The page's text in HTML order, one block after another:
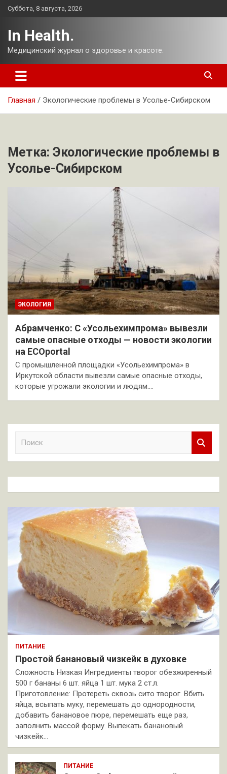
Перейти
Суббота, 8 августа, 2026
In Health.
Медицинский журнал о здоровье и красоте.
Главная Экологические проблемы в Усолье-Сибирском
Метка: Экологические проблемы в
Усолье-Сибирском
ЭКОЛОГИЯ
Абрамченко: С «Усольехимпрома» вывезли
самые опасные отходы — новости экологии
на ECOportal
С промышленной площадки «Усольехимпрома» в
Иркутской области вывезли самые опасные отходы,
которые угрожали экологии и людям.…
к
ПИТАНИЕ
Простой банановый чизкейк в духовке
Сложность Низкая Ингредиенты творог обезжиренный
500 г бананы 6 шт. яйца 1 шт. мука 2 ст.л.
Приготовление: Протереть сквозь сито творог. Вбить
яйца, всыпать муку, перемешать до однородности,
добавить банановое пюре, перемешать еще раз,
заполнить массой форму. Выпекать банановый
чизкейк…
ПИТАНИЕ